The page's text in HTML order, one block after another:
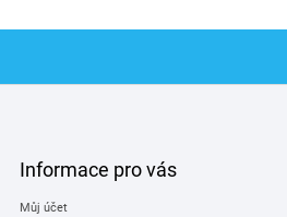
Informace pro vás
Můj účet